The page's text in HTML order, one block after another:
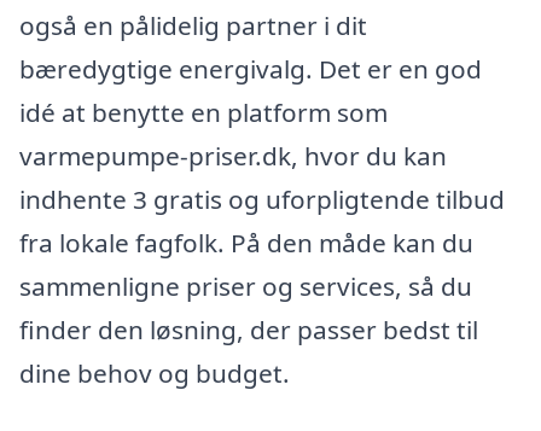
også en pålidelig partner i dit
bæredygtige energivalg. Det er en god
idé at benytte en platform som
varmepumpe-priser.dk, hvor du kan
indhente 3 gratis og uforpligtende tilbud
fra lokale fagfolk. På den måde kan du
sammenligne priser og services, så du
finder den løsning, der passer bedst til
dine behov og budget.